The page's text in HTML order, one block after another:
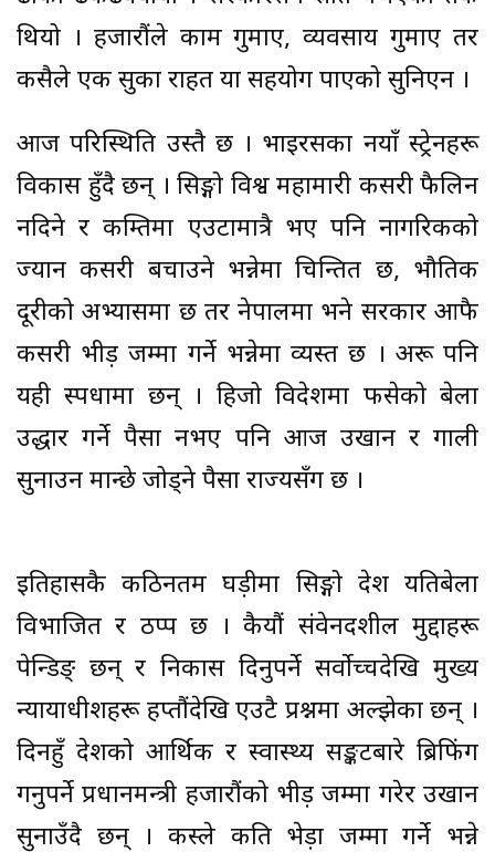
थियो । हजारौंले काम गुमाए, व्यवसाय गुमाए तर
कसैले एक सुका राहत या सहयोग पाएको सुनिएन ।
आज परिस्थिति उस्तै छ । भाइरसका नयाँ स्ट्रेनहरू
विकास हुँदै छन् । सिङ्गो विश्व महामारी कसरी फैलिन
नदिने र कम्तिमा एउटामात्रै भए पनि नागरिकको
ज्यान कसरी बचाउने भन्नेमा चिन्तित छ, भौतिक
दूरीको अभ्यासमा छ तर नेपालमा भने सरकार आफै
कसरी भीड़ जम्मा गर्ने भन्नेमा व्यस्त छ । अरू पनि
यही स्पर्धामा छन् । हिजो विदेशमा फसेको बेला
उद्धार गर्ने पैसा नभए पनि आज उखान र गाली
सुनाउन मान्छे जोड्ने पैसा राज्यसँग छ ।
इतिहासकै कठिनतम घड़ीमा सिङ्गो देश यतिबेला
विभाजित र ठप्प छ । कैयौं संवेनदशील मुद्दाहरू
पेन्डिङ् छन् र निकास दिनुपर्ने सर्वोच्चदेखि मुख्य
न्यायाधीशहरू हप्तौंदेखि एउटै प्रश्नमा अल्झेका छन् ।
दिनहुँ देशको आर्थिक र स्वास्थ्य सङ्कटबारे ब्रिफिंग
गर्नुपर्ने प्रधानमन्त्री हजारौंको भीड़ जम्मा गरेर उखान
सुनाउँदै छन् । कस्ले कति भेड़ा जम्मा गर्ने भन्ने